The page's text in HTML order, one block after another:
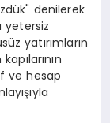
denilerek
yetersiz
yatırımların
ve hesap